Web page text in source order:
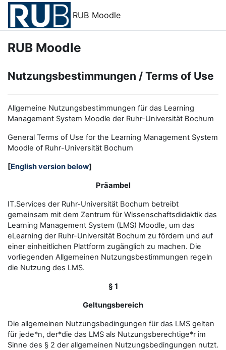
Zum Hauptinhalt
RUB Moodle
RUB Moodle
Nutzungsbestimmungen / Terms of Use
Allgemeine Nutzungsbestimmungen für das Learning
Management System Moodle der Ruhr-Universität Bochum
General Terms of Use for the Learning Management System
Moodle of Ruhr-Universität Bochum
[English version below]
Präambel
IT.Services der Ruhr-Universität Bochum betreibt
gemeinsam mit dem Zentrum für Wissenschaftsdidaktik das
Learning Management System (LMS) Moodle, um das
eLearning der Ruhr-Universität Bochum zu fördern und auf
einer einheitlichen Plattform zugänglich zu machen. Die
vorliegenden Allgemeinen Nutzungsbestimmungen regeln
die Nutzung des LMS.
§ 1
Geltungsbereich
Die allgemeinen Nutzungsbedingungen für das LMS gelten
für jede*n, der*die das LMS als Nutzungsberechtige*r im
Sinne des § 2 der allgemeinen Nutzungsbedingungen nutzt.